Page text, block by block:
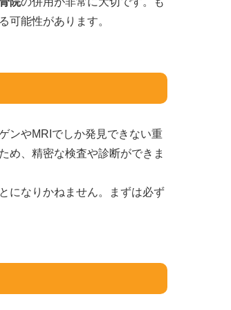
可能性があります。
ンやMRIでしか発見できない重
め、精密な検査や診断ができま
になりかねません。まずは必ず